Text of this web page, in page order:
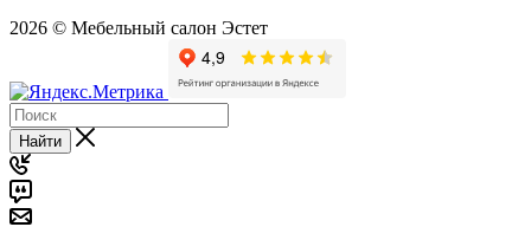
2026 © Мебельный салон Эстет
Найти